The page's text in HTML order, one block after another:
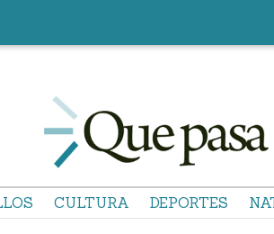
CULTURA DEPORTES